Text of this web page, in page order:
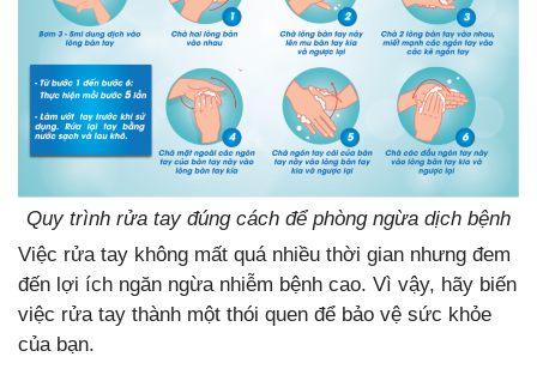
Quy trình rửa tay đúng cách để phòng ngừa dịch bệnh
Việc rửa tay không mất quá nhiều thời gian nhưng đem
đến lợi ích ngăn ngừa nhiễm bệnh cao. Vì vậy, hãy biến
việc rửa tay thành một thói quen để bảo vệ sức khỏe
của bạn.